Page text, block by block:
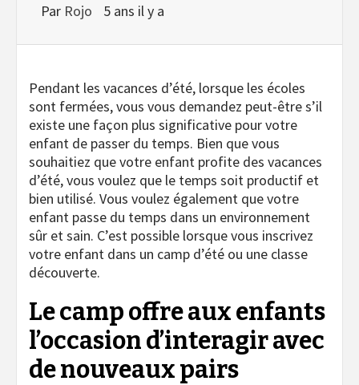
Par Rojo 5 ans il y a
Pendant les vacances d’été, lorsque les écoles
sont fermées, vous vous demandez peut-être s’il
existe une façon plus significative pour votre
enfant de passer du temps. Bien que vous
souhaitiez que votre enfant profite des vacances
d’été, vous voulez que le temps soit productif et
bien utilisé. Vous voulez également que votre
enfant passe du temps dans un environnement
sûr et sain. C’est possible lorsque vous inscrivez
votre enfant dans un camp d’été ou une classe
découverte.
Le camp offre aux enfants
l’occasion d’interagir avec
de nouveaux pairs